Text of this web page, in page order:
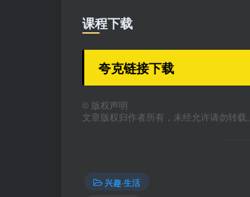
课程下载
夸克链接下载
© 版权声明
文章版权归作者所有，未经允许请勿转载。
兴趣·生活